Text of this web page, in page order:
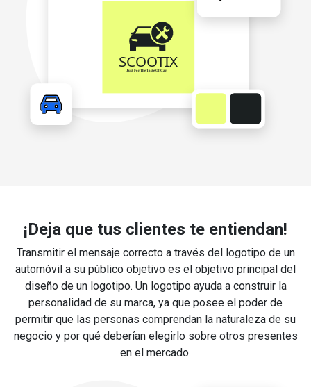
¡Deja que tus clientes te entiendan!
Transmitir el mensaje correcto a través del logotipo de un
automóvil a su público objetivo es el objetivo principal del
diseño de un logotipo. Un logotipo ayuda a construir la
personalidad de su marca, ya que posee el poder de
permitir que las personas comprendan la naturaleza de su
negocio y por qué deberían elegirlo sobre otros presentes
en el mercado.